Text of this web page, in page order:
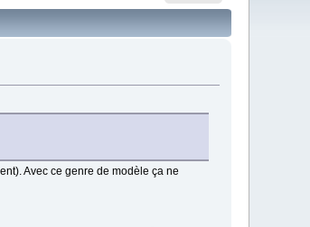
Avec ce genre de modèle ça ne